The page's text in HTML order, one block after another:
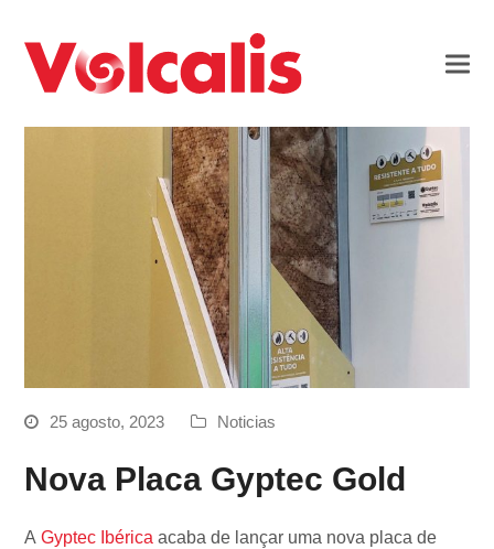
25 agosto, 2023 Noticias
Nova Placa Gyptec Gold
AGyptec Ibérica acaba de lançar uma nova placa de